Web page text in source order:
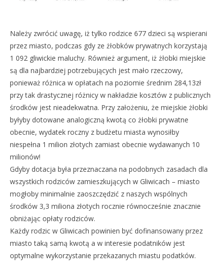
Należy zwrócić uwagę, iż tylko rodzice 677 dzieci są wspierani
przez miasto, podczas gdy ze żłobków prywatnych korzystają
1 092 gliwickie maluchy. Również argument, iż żłobki miejskie
są dla najbardziej potrzebujących jest mało rzeczowy,
ponieważ różnica w opłatach na poziomie średnim 284,13zł
przy tak drastycznej różnicy w nakładzie kosztów z publicznych
środków jest nieadekwatna. Przy założeniu, że miejskie żłobki
byłyby dotowane analogiczną kwotą co żłobki prywatne
obecnie, wydatek roczny z budżetu miasta wynosiłby
niespełna 1 milion złotych zamiast obecnie wydawanych 10
milionów!
Gdyby dotacja była przeznaczana na podobnych zasadach dla
wszystkich rodziców zamieszkujących w Gliwicach – miasto
mogłoby minimalnie zaoszczędzić z naszych wspólnych
środków 3,3 miliona złotych rocznie równocześnie znacznie
obniżając opłaty rodziców.
Każdy rodzic w Gliwicach powinien być dofinansowany przez
miasto taką samą kwotą a w interesie podatników jest
optymalne wykorzystanie przekazanych miastu podatków.